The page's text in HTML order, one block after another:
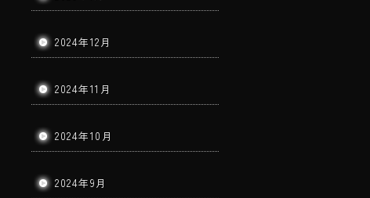
2024年12月
2024年11月
2024年10月
2024年9月